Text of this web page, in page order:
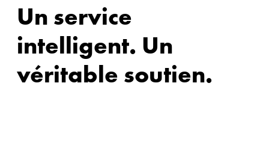
Un service
intelligent. Un
véritable soutien.